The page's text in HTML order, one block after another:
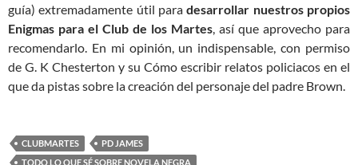
guía) extremadamente útil paradesarrollar nuestros propios
Enigmas para el Club de los Martes, así que aprovecho para
recomendarlo. En mi opinión, un indispensable, con permiso
de G. K Chesterton y su Cómo escribir relatos policiacos en el
que da pistas sobre la creación del personaje del padre Brown.
CLUBMARTES
PD JAMES
TODO LO QUE SÉ SOBRE NOVELA NEGRA